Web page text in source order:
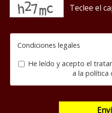
Condiciones legales
He leído y acepto el
a la política